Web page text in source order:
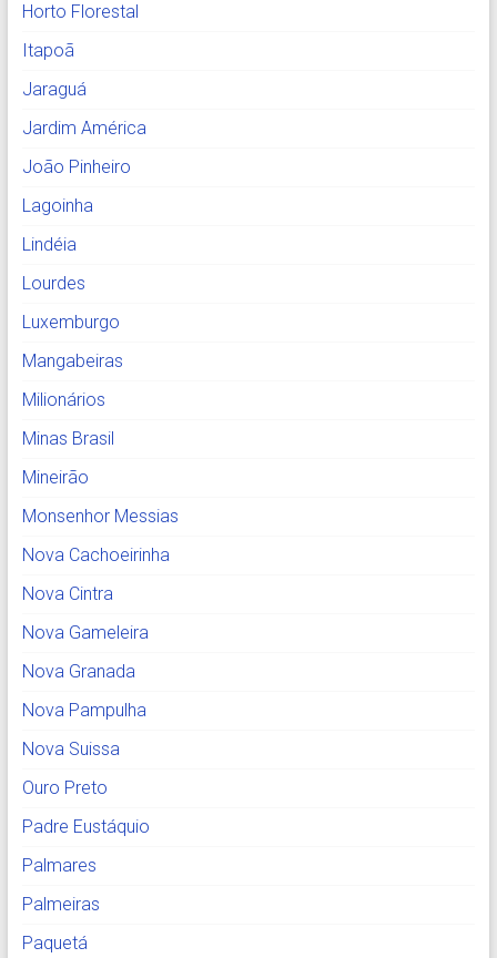
Horto Florestal
Itapoã
Jaraguá
Jardim América
João Pinheiro
Lagoinha
Lindéia
Lourdes
Luxemburgo
Mangabeiras
Milionários
Minas Brasil
Mineirão
Monsenhor Messias
Nova Cachoeirinha
Nova Cintra
Nova Gameleira
Nova Granada
Nova Pampulha
Nova Suissa
Ouro Preto
Padre Eustáquio
Palmares
Palmeiras
Paquetá